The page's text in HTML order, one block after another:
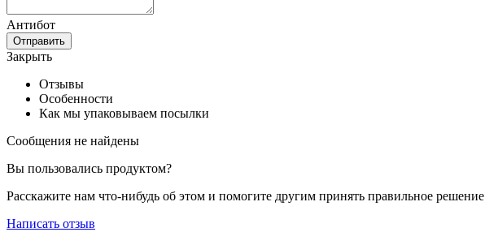
Антибот
Отправить
Закрыть
Отзывы
Особенности
Как мы упаковываем посылки
Сообщения не найдены
Вы пользовались продуктом?
Расскажите нам что-нибудь об этом и помогите другим принять правильное решение
Написать отзыв